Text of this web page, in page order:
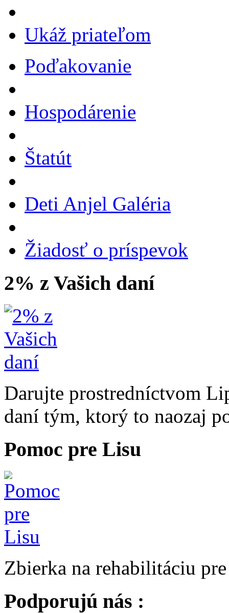
Ukáž priateľom
Poďakovanie
Hospodárenie
Štatút
Deti Anjel Galéria
Žiadosť o príspevok
2% z Vašich daní
Darujte prostredníctvom
daní tým, ktorý to naozaj
Pomoc pre Lisu
Zbierka na rehabilitáciu
Podporujú nás :